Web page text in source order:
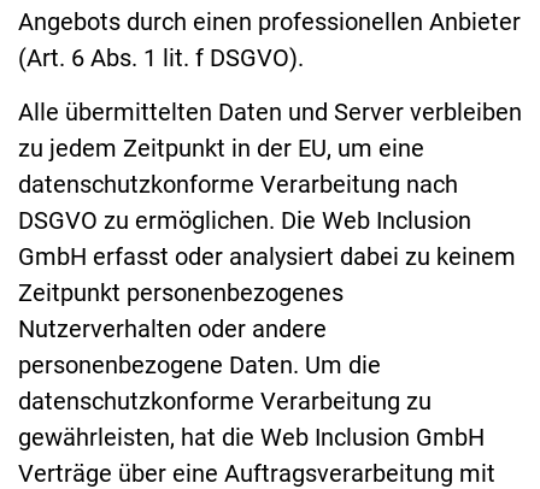
Angebots durch einen professionellen Anbieter
(Art. 6 Abs. 1 lit. f DSGVO).
Alle übermittelten Daten und Server verbleiben
zu jedem Zeitpunkt in der EU, um eine
datenschutzkonforme Verarbeitung nach
DSGVO zu ermöglichen. Die Web Inclusion
GmbH erfasst oder analysiert dabei zu keinem
Zeitpunkt personenbezogenes
Nutzerverhalten oder andere
personenbezogene Daten. Um die
datenschutzkonforme Verarbeitung zu
gewährleisten, hat die Web Inclusion GmbH
Verträge über eine Auftragsverarbeitung mit